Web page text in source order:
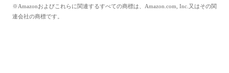
※Amazonおよびこれらに関連するすべての商標は、Amazon.com, Inc.又はその関
連会社の商標です。